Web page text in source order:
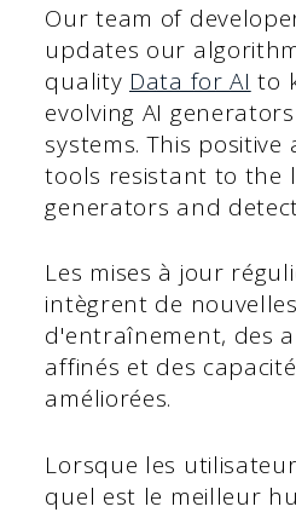
Our team of
updates our
quality Data for AI to
evolving AI
systems. This
tools resistant to the
generators and
Les mises à jour
intègrent de
d'entraînement, des
affinés et des
améliorées.
Lorsque les
quel est le meilleur